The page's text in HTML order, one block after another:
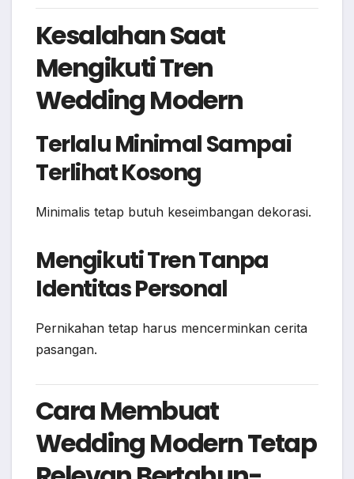
Kesalahan Saat
Mengikuti Tren
Wedding Modern
Terlalu Minimal Sampai
Terlihat Kosong
Minimalis tetap butuh keseimbangan dekorasi.
Mengikuti Tren Tanpa
Identitas Personal
Pernikahan tetap harus mencerminkan cerita
pasangan.
Cara Membuat
Wedding Modern Tetap